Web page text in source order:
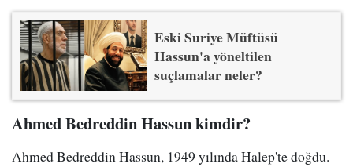
Eski Suriye Müftüsü
Hassun'a yöneltilen
suçlamalar neler?
Ahmed Bedreddin Hassun kimdir?
Ahmed Bedreddin Hassun, 1949 yılında Halep'te doğdu.